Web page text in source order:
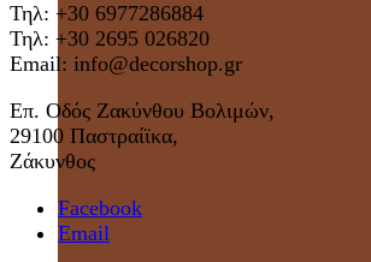
Τηλ: +30 6977286884
Τηλ: +30 2695 026820
Email: info@decorshop.gr
Επ. Οδός Ζακύνθου Βολιμών,
29100 Παστραίϊκα,
Ζάκυνθος
Facebook
Email